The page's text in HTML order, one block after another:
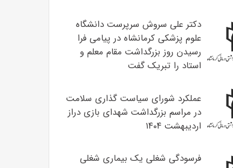
دکتر علی سروش سرپرست دانشگاه
علوم پزشکی کرمانشاه در پیامی فرا
رسیدن روز بزرگداشت مقام معلم و
استاد را تبریک گفت
عملکرد شورای سیاست گذاری سلامت
در مراسم بزرگداشت شهدای بازی دراز
اردیبهشت ۱۴۰۴
فرسودگی شغلی یک بیماری شغلی